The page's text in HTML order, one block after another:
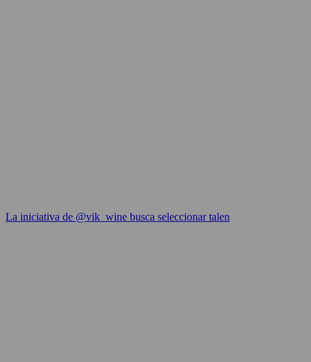
La iniciativa de @vik_wine busca seleccionar talen